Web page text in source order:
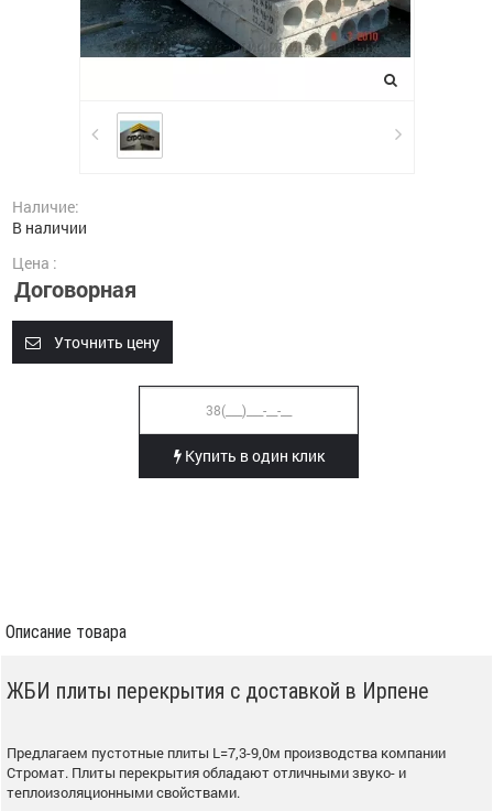
Наличие:
В наличии
Цена :
Договорная
Уточнить цену
Купить в один клик
Описание товара
ЖБИ плиты перекрытия с доставкой в Ирпене
Предлагаем пустотные плиты L=7,3-9,0м производства компании
Стромат. Плиты перекрытия обладают отличными звуко- и
теплоизоляционными свойствами.